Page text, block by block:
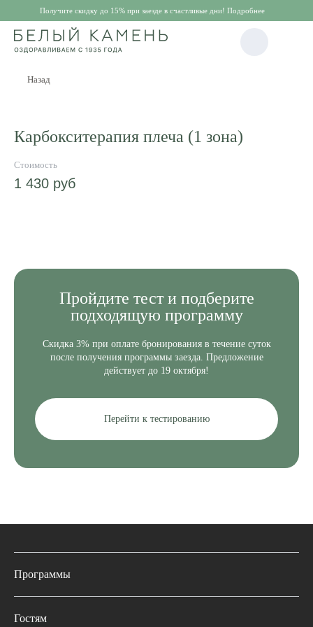
Получите скидку до 15% при заезде в счастливые дни! Подробнее
Назад
Карбокситерапия плеча (1 зона)
1 430 руб
Пройдите тест и подберите
подходящую программу
Скидка 3% при оплате бронирования в течение суток
после получения программы заезда. Предложение
действует до 19 октября!
Перейти к тестированию
Программы
Короткие программы
Гостям